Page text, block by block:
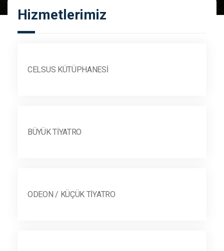
Hizmetlerimiz
CELSUS KÜTÜPHANESI
BÜYÜK TIYATRO
ODEON / KÜÇÜK TIYATRO